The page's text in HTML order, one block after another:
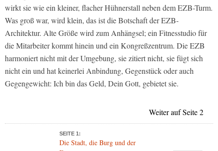
wirkt sie wie ein kleiner, flacher Hühnerstall neben dem EZB-Turm.
Was groß war, wird klein, das ist die Botschaft der EZB-
Architektur. Alte Größe wird zum Anhängsel; ein Fitnesstudio für
die Mitarbeiter kommt hinein und ein Kongreßzentrum. Die EZB
harmoniert nicht mit der Umgebung, sie zitiert nicht, sie fügt sich
nicht ein und hat keinerlei Anbindung, Gegenstück oder auch
Gegengewicht: Ich bin das Geld, Dein Gott, gebietet sie.
Weiter auf Seite 2
SEITE 1:
Die Stadt, die Burg und der